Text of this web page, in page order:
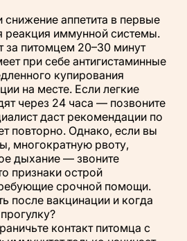
снижение аппетита в первые
реакция иммунной системы.
за питомцем 20–30 минут
при себе антигистаминные
купирования
на месте. Если легкие
через 24 часа — позвоните
даст рекомендации по
повторно. Однако, если вы
многократную рвоту,
дыхание — звоните
признаки острой
срочной помощи.
после вакцинации и когда
контакт питомца с